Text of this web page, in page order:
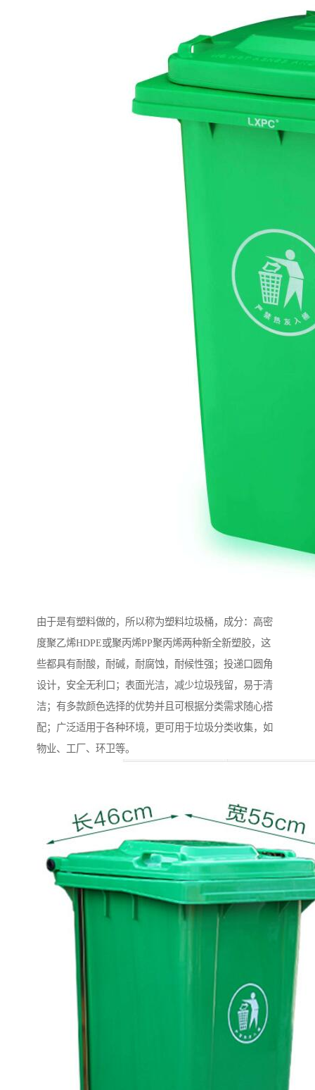
由于是有塑料做的，所以称为塑料垃圾桶，成分：高密
度聚乙烯HDPE或聚丙烯PP聚丙烯两种新全新塑胶，这
些都具有耐酸，耐碱，耐腐蚀，耐候性强；投递口圆角
设计，安全无利口；表面光洁，减少垃圾残留，易于清
洁；有多款颜色选择的优势并且可根据分类需求随心搭
配；广泛适用于各种环境，更可用于垃圾分类收集，如
物业、工厂、环卫等。